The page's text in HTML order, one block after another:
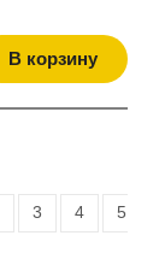
В корзину
3 4 5